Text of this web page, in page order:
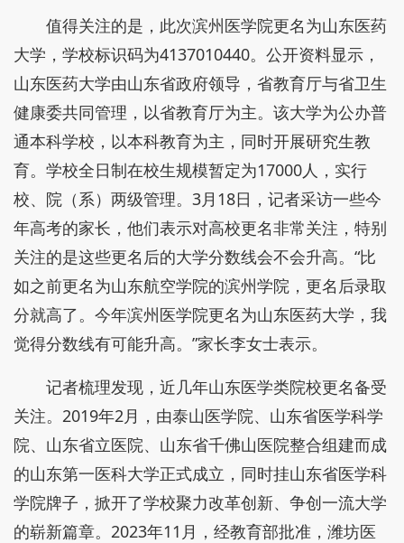
值得关注的是，此次滨州医学院更名为山东医药
大学，学校标识码为4137010440。公开资料显示，
山东医药大学由山东省政府领导，省教育厅与省卫生
健康委共同管理，以省教育厅为主。该大学为公办普
通本科学校，以本科教育为主，同时开展研究生教
育。学校全日制在校生规模暂定为17000人，实行
校、院（系）两级管理。3月18日，记者采访一些今
年高考的家长，他们表示对高校更名非常关注，特别
关注的是这些更名后的大学分数线会不会升高。“比
如之前更名为山东航空学院的滨州学院，更名后录取
分就高了。今年滨州医学院更名为山东医药大学，我
觉得分数线有可能升高。”家长李女士表示。
记者梳理发现，近几年山东医学类院校更名备受
关注。2019年2月，由泰山医学院、山东省医学科学
院、山东省立医院、山东省千佛山医院整合组建而成
的山东第一医科大学正式成立，同时挂山东省医学科
学院牌子，掀开了学校聚力改革创新、争创一流大学
的崭新篇章。2023年11月，经教育部批准，潍坊医